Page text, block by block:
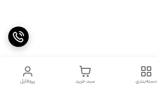
پروفایل سبد خرید دسته‌بندی